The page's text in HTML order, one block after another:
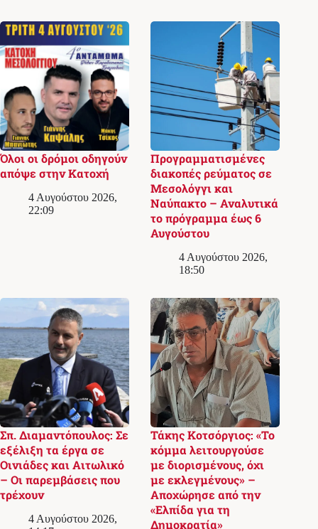
Όλοι οι δρόμοι οδηγούν
απόψε στην Κατοχή
4 Αυγούστου 2026,
22:09
Προγραμματισμένες
διακοπές ρεύματος σε
Μεσολόγγι και
Ναύπακτο – Αναλυτικά
το πρόγραμμα έως 6
Αυγούστου
4 Αυγούστου 2026,
18:50
Σπ. Διαμαντόπουλος: Σε
εξέλιξη τα έργα σε
Οινιάδες και Αιτωλικό
– Οι παρεμβάσεις που
τρέχουν
4 Αυγούστου 2026,
Τάκης Κοτσόργιος: «Το
κόμμα λειτουργούσε
με διορισμένους, όχι
με εκλεγμένους» –
Αποχώρησε από την
«Ελπίδα για τη
Δημοκρατία»